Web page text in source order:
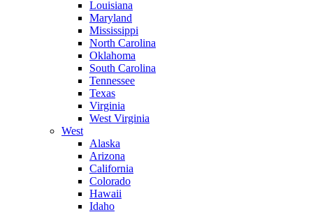
Louisiana
Maryland
Mississippi
North Carolina
Oklahoma
South Carolina
Tennessee
Texas
Virginia
West Virginia
West
Alaska
Arizona
California
Colorado
Hawaii
Idaho